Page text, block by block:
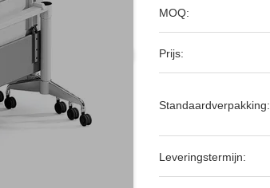
MOQ:
Prijs:
Standaardverpakking:
Leveringstermijn: